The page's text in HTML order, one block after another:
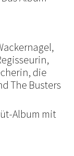
die
The Busters
Album mit